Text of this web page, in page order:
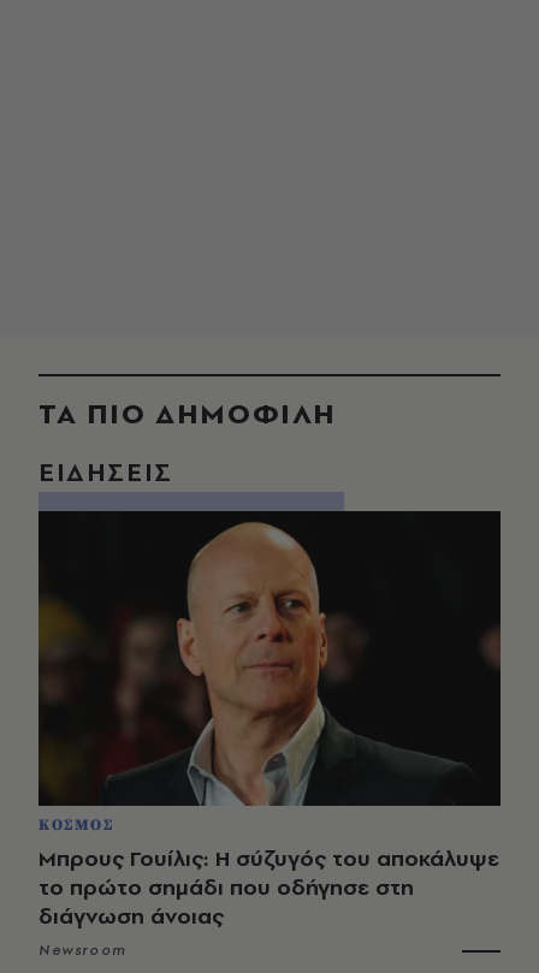
ΤΑ ΠΙΟ ΔΗΜΟΦΙΛΗ
ΕΙΔΗΣΕΙΣ
ΚΟΣΜΟΣ
Μπρους Γουίλις: Η σύζυγός του αποκάλυψε
το πρώτο σημάδι που οδήγησε στη
διάγνωση άνοιας
Newsroom